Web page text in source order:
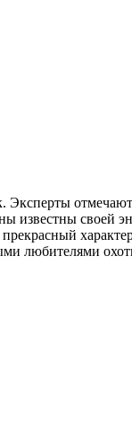
Эксперты
известны своей
любителями